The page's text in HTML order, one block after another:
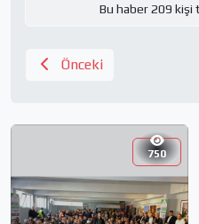
750
Bu haber 209 kişi
Önceki